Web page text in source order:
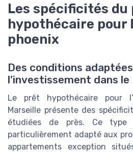
Les spécificités du
hypothécaire pour
phoenix
Des conditions
l’investissement dans le
Le prêt hypothécaire pour
Marseille présente des
étudiées de près. Ce type
particulièrement adapté aux
appartements exception